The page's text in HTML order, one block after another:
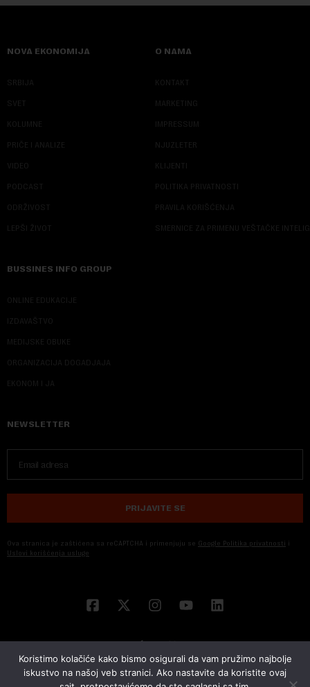
NOVA EKONOMIJA
SRBIJA
SVET
KOLUMNE
PRIČE I ANALIZE
VIDEO
PODCAST
ODRŽIVOST
LEPŠI ŽIVOT
O NAMA
KONTAKT
MARKETING
IMPRESSUM
NJUZLETER
KLIJENTI
POLITIKA PRIVATNOSTI
PRAVILA KORIŠĆENJA
SMERNICE ZA PRIMENU VEŠTAČKE
BUSSINES INFO GROUP
ONLINE EDUKACIJE
IZDAVAŠTVO
MEDIJSKE OBUKE
ORGANIZACIJA DOGADJAJA
EKONOM I JA
NEWSLETTER
PRIJAVITE SE
Ova stranica je zaštićena sa reCAPTCHA i primenjuju se Google Politika privatnosti i
Uslovi korišćenja usluge
Koristimo kolačiće kako bismo osigurali da vam pružimo najbolje
iskustvo na našoj veb stranici. Ako nastavite da koristite ovaj